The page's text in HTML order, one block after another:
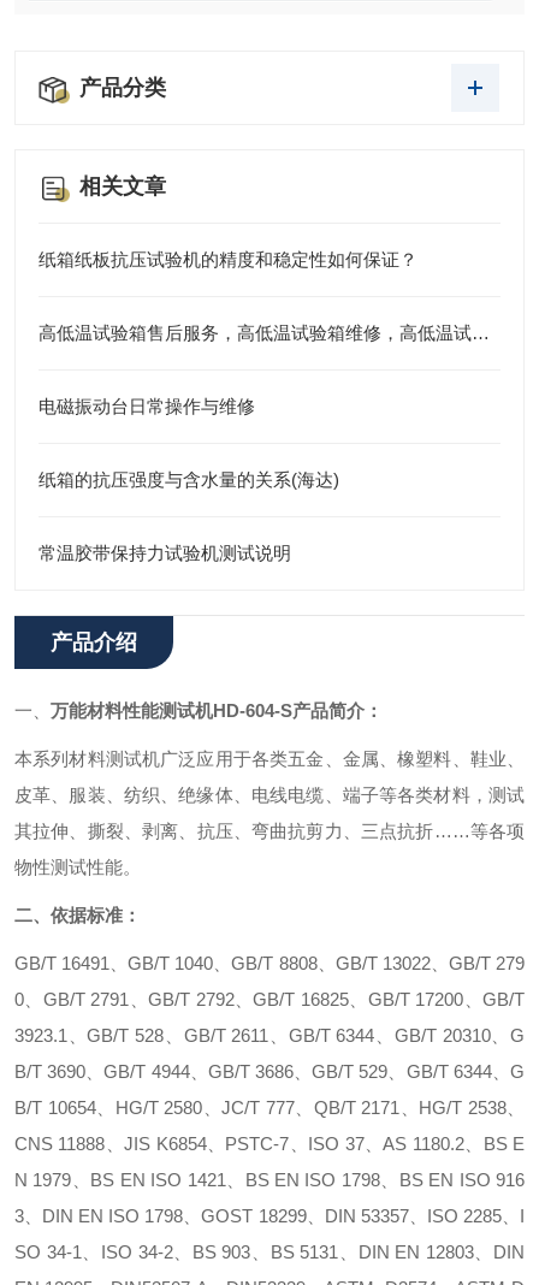
产品分类
相关文章
纸箱纸板抗压试验机的精度和稳定性如何保证？
高低温试验箱售后服务，高低温试验箱维修，高低温试验箱
电磁振动台日常操作与维修
纸箱的抗压强度与含水量的关系(海达)
常温胶带保持力试验机测试说明
产品介绍
一、 万能材料性能测试机HD-604-S产品简介：
本系列材料测试机广泛应用于各类五金、金属、橡塑料、鞋业、
皮革、服装、纺织、绝缘体、电线电缆、端子等各类材料，测试
其拉伸、撕裂、剥离、抗压、弯曲抗剪力、三点抗折……等各项
物性测试性能。
二、 依据标准：
GB/T 16491、GB/T 1040、GB/T 8808、GB/T 13022、GB/T 279
0、GB/T 2791、GB/T 2792、GB/T 16825、GB/T 17200、GB/T
3923.1、GB/T 528、GB/T 2611、GB/T 6344、GB/T 20310、G
B/T 3690、GB/T 4944、GB/T 3686、GB/T 529、GB/T 6344、G
B/T 10654、HG/T 2580、JC/T 777、QB/T 2171、HG/T 2538、
CNS 11888、JIS K6854、PSTC-7、ISO 37、AS 1180.2、BS E
N 1979、BS EN ISO 1421、BS EN ISO 1798、BS EN ISO 916
3、DIN EN ISO 1798、GOST 18299、DIN 53357、ISO 2285、I
SO 34-1、ISO 34-2、BS 903、BS 5131、DIN EN 12803、DIN